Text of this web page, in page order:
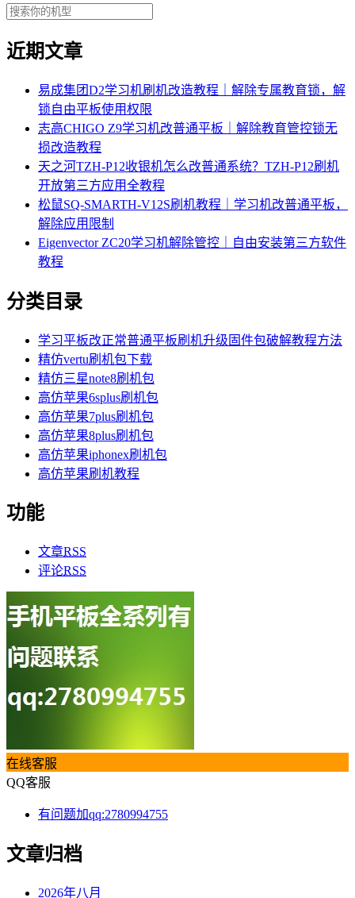
近期文章
易成集团D2学习机刷机改造教程｜解除专属教育锁，解
锁自由平板使用权限
志高CHIGO Z9学习机改普通平板｜解除教育管控锁无
损改造教程
天之河TZH-P12收银机怎么改普通系统？TZH-P12刷机
开放第三方应用全教程
松鼠SQ-SMARTH-V12S刷机教程｜学习机改普通平板，
解除应用限制
Eigenvector ZC20学习机解除管控｜自由安装第三方软件
教程
分类目录
学习平板改正常普通平板刷机升级固件包破解教程方法
精仿vertu刷机包下载
精仿三星note8刷机包
高仿苹果6splus刷机包
高仿苹果7plus刷机包
高仿苹果8plus刷机包
高仿苹果iphonex刷机包
高仿苹果刷机教程
功能
文章RSS
评论RSS
在线客服
QQ客服
有问题加qq:2780994755
文章归档
2026年八月